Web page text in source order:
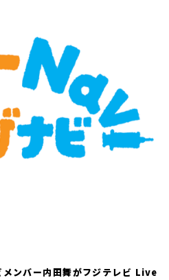
ンバー内田舞がフジテレビ Live